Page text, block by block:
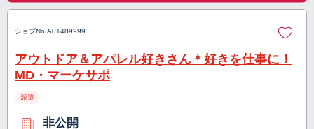
ジョブNo. A01489999
アウトドア＆アパレル好きさん＊好きを仕事に！
MD・マーケサポ
派遣
非公開